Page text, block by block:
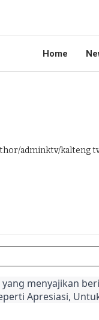
Home
adminktv/kalteng
menyajikan
Apresiasi,